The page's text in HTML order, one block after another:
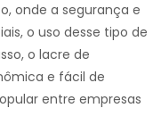
onde a segurança e
o uso desse tipo de
o lacre de
e fácil de
entre empresas